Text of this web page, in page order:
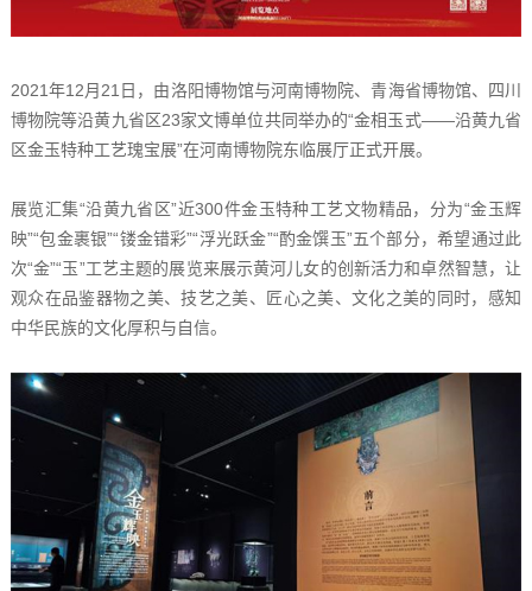
2021年12月21日，由洛阳博物馆与河南博物院、青海省博物馆、四川
博物院等沿黄九省区23家文博单位共同举办的“金相玉式——沿黄九省
区金玉特种工艺瑰宝展”在河南博物院东临展厅正式开展。
展览汇集“沿黄九省区”近300件金玉特种工艺文物精品，分为“金玉辉
映”“包金裹银”“镂金错彩”“浮光跃金”“酌金馔玉”五个部分，希望通过此
次“金”“玉”工艺主题的展览来展示黄河儿女的创新活力和卓然智慧，让
观众在品鉴器物之美、技艺之美、匠心之美、文化之美的同时，感知
中华民族的文化厚积与自信。